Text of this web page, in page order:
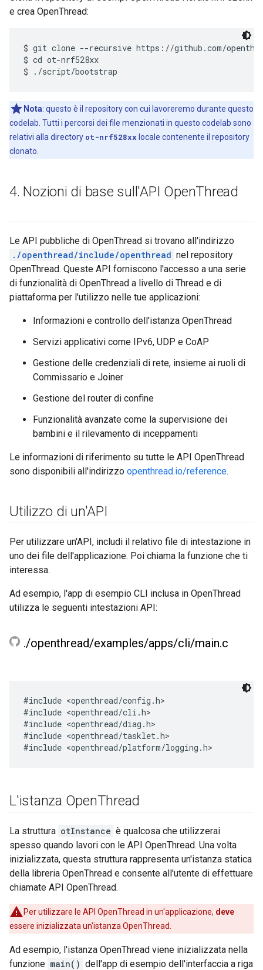
e crea OpenThread:
$ git clone --recursive https://github.com/
$ cd ot-nrf528xx
Nota: questo è il repository con cui lavoreremo durante questo
codelab. Tutti i percorsi dei file menzionati in questo codelab sono
relativi alla directory ot-nrf528xx locale contenente il repository
clonato.
4. Nozioni di base sull'API OpenThread
Le API pubbliche di OpenThread si trovano all'indirizzo
./openthread/include/openthread nel repository
OpenThread. Queste API forniscono l'accesso a una serie
di funzionalità di OpenThread a livello di Thread e di
piattaforma per l'utilizzo nelle tue applicazioni:
Informazioni e controllo dell'istanza OpenThread
Servizi applicativi come IPv6, UDP e CoAP
Gestione delle credenziali di rete, insieme ai ruoli di
Commissario e Joiner
Gestione del router di confine
Funzionalità avanzate come la supervisione dei
bambini e il rilevamento di inceppamenti
Le informazioni di riferimento su tutte le API OpenThread
sono disponibili all'indirizzo openthread.io/reference.
Utilizzo di un'API
Per utilizzare un'API, includi il relativo file di intestazione in
uno dei file dell'applicazione. Poi chiama la funzione che ti
interessa.
Ad esempio, l'app di esempio CLI inclusa in OpenThread
utilizza le seguenti intestazioni API:
./openthread/examples/apps/cli/main.c
#include <openthread/config.h>
#include <openthread/cli.h>
#include <openthread/diag.h>
#include <openthread/tasklet.h>
L'istanza OpenThread
La struttura otInstance è qualcosa che utilizzerai
spesso quando lavori con le API OpenThread. Una volta
inizializzata, questa struttura rappresenta un'istanza statica
della libreria OpenThread e consente all'utente di effettuare
chiamate API OpenThread.
Per utilizzare le API OpenThread in un'applicazione, deve
essere inizializzata un'istanza OpenThread.
Ad esempio, l'istanza OpenThread viene inizializzata nella
funzione main() dell'app di esempio dell'interfaccia a riga